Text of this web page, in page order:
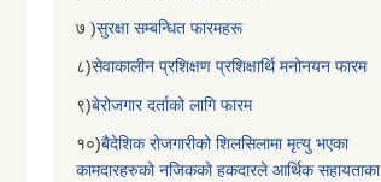
७ )सुरक्षा सम्बन्धित फारमहरू
८)सेवाकालीन प्रशिक्षण प्रशिक्षार्थि मनोनयन फारम
९)बेरोजगार दर्ताको लागि फारम
१०)बैदेशिक रोजगारीको शिलसिलामा मृत्यु भएका
कामदारहरुको नजिकको हकदारले आर्थिक सहायताका